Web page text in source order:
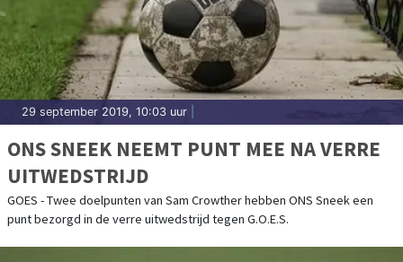
29 september 2019, 10:03 uur
ONS SNEEK NEEMT PUNT MEE NA VERRE
UITWEDSTRIJD
GOES - Twee doelpunten van Sam Crowther hebben ONS Sneek een
punt bezorgd in de verre uitwedstrijd tegen G.O.E.S.